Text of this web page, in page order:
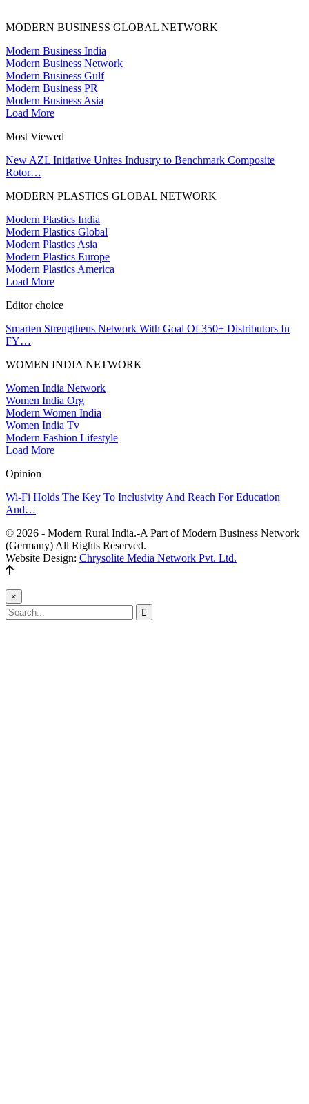
MODERN BUSINESS GLOBAL NETWORK
Modern Business India
Modern Business Network
Modern Business Gulf
Modern Business PR
Modern Business Asia
Load More
Most Viewed
New AZL Initiative Unites Industry to Benchmark Composite
Rotor…
MODERN PLASTICS GLOBAL NETWORK
Modern Plastics India
Modern Plastics Global
Modern Plastics Asia
Modern Plastics Europe
Modern Plastics America
Load More
Editor choice
Smarten Strengthens Network With Goal Of 350+ Distributors In
FY…
WOMEN INDIA NETWORK
Women India Network
Women India Org
Modern Women India
Women India Tv
Modern Fashion Lifestyle
Load More
Opinion
Wi-Fi Holds The Key To Inclusivity And Reach For Education
And…
© 2026 - Modern Rural India.-A Part of Modern Business Network
(Germany) All Rights Reserved.
Website Design: Chrysolite Media Network Pvt. Ltd.
×